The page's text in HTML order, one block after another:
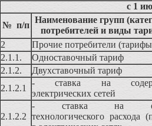
с 1
№ п/п
Наименование групп
потребителей и виды
2
Прочие потребители
2.1.1.
Одноставочный тариф
2.1.2.
Двухставочный тариф
2.1.2.1
- ставка на
электрических сетей
2.1.2.2
- ставка на
технологического расхода